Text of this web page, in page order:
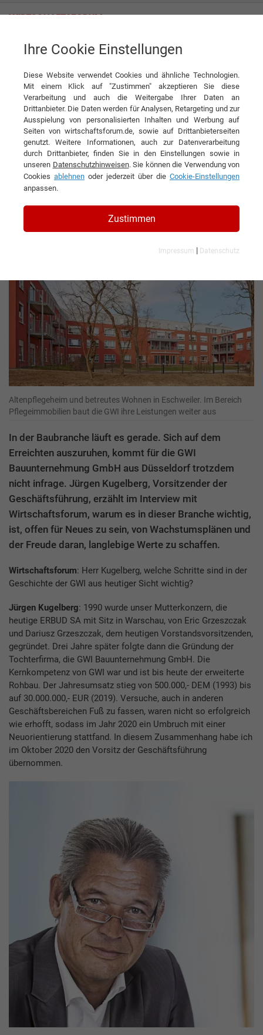
GWI Bauunternehmung GmbH
Interview GWI Bauunternehmung GmbH
DIESEN ARTIKEL EMPFEHLEN
„Die Zukunft der Baubranche ist
digital“
Vorsitzender der Geschäftsführung der
GWI Bauunternehmung GmbH
Altenpflegeheim und betreutes Wohnen in Eschweiler. Im Bereich
Pflegeimmobilien baut die GWI ihre Leistungen weiter aus
In der Baubranche läuft es gerade. Sich auf dem
Erreichten auszuruhen, kommt für die GWI
Bauunternehmung GmbH aus Düsseldorf trotzdem
nicht infrage. Jürgen Kugelberg, Vorsitzender der
Geschäftsführung, erzählt im Interview mit
Wirtschaftsforum, warum es in dieser Branche wichtig,
ist, offen für Neues zu sein, von Wachstumsplänen und
der Freude daran, langlebige Werte zu schaffen.
Wirtschaftsforum: Herr Kugelberg, welche Schritte sind in der
Geschichte der GWI aus heutiger Sicht wichtig?
Jürgen Kugelberg: 1990 wurde unser Mutterkonzern, die
heutige ERBUD SA mit Sitz in Warschau, von Eric Grzeszczak
und Dariusz Grzeszczak, dem heutigen Vorstandsvorsitzenden,
gegründet. Drei Jahre später folgte dann die Gründung der
Tochterfirma, die GWI Bauunternehmung GmbH. Die
Kernkompetenz von GWI war und ist bis heute der erweiterte
Rohbau. Der Jahresumsatz stieg von 500.000,- DEM (1993) bis
auf 30.000.000,- EUR (2019). Versuche, auch in anderen
Geschäftsbereichen Fuß zu fassen, waren nicht so erfolgreich
wie erhofft, sodass im Jahr 2020 ein Umbruch mit einer
Neuorientierung stattfand. In diesem Zusammenhang habe ich
im Oktober 2020 den Vorsitz der Geschäftsführung
übernommen.
Ihre Cookie Einstellungen
Diese Website verwendet Cookies und ähnliche Technologien.
Mit einem Klick auf "Zustimmen" akzeptieren Sie diese
Verarbeitung und auch die Weitergabe Ihrer Daten an
Drittanbieter. Die Daten werden für Analysen, Retargeting und zur
Ausspielung von personalisierten Inhalten und Werbung auf
Seiten von wirtschaftsforum.de, sowie auf Drittanbieterseiten
genutzt. Weitere Informationen, auch zur Datenverarbeitung
durch Drittanbieter, finden Sie in den Einstellungen sowie in
unseren Datenschutzhinweisen. Sie können die Verwendung von
Cookies ablehnen oder jederzeit über die Cookie-Einstellungen
anpassen.
Zustimmen
Impressum | Datenschutz